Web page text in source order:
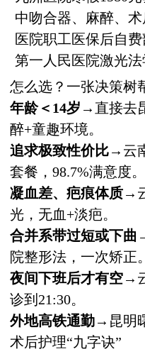
中吻合器、麻醉、
医院职工医保后自
第一人民医院激光法
怎么选？一张决策树
年龄＜14岁 →直接去
醉+童趣环境。
追求极致性价比→云
套餐，98.7%满意度。
凝血差、疤痕体质→
光，无血+淡疤。
合并系带过短或下曲
院整形法，一次矫正。
夜间下班后才有空→
诊到21:30。
外地高铁通勤→昆明
术后护理“九字诀”